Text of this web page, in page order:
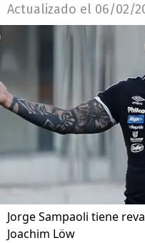
Actualizado el 06/02/
Jorge Sampaoli tiene
Joachim Löw